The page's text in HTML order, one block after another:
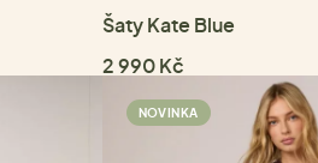
Šaty Kate Blue
2 990 Kč
NOVINKA